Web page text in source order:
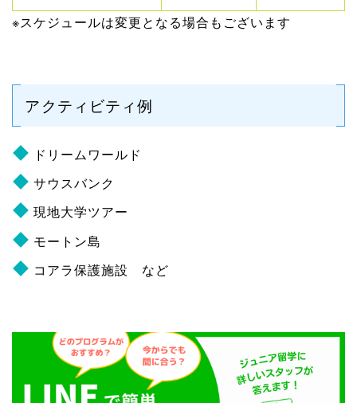
※スケジュールは変更となる場合もございます
アクティビティ例
ドリームワールド
サウスバンク
現地大学ツアー
モートン島
コアラ保護施設 など